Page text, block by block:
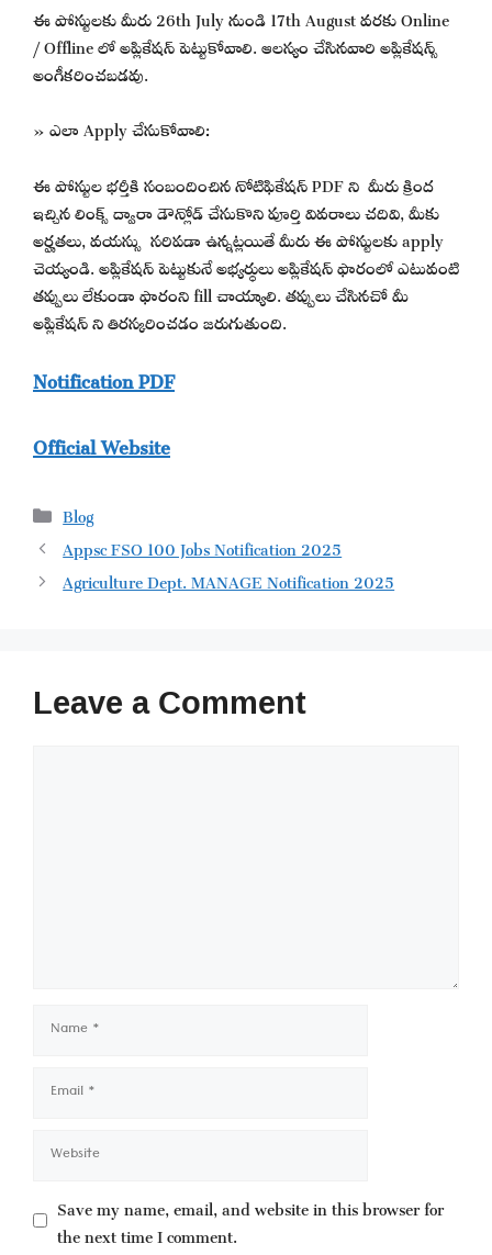
ఈ పోస్టులకు మీరు 26th July నుండి 17th August వరకు Online
/ Offline లో అప్లికేషన్ పెట్టుకోవాలి. ఆలస్యం చేసినవారి అప్లికేషన్స్
అంగీకరించబడవు.
» ఎలా Apply చేసుకోవాలి:
ఈ పోస్టుల భర్తీకి సంబందించిన నోటిఫికేషన్ PDF ని మీరు క్రింద
ఇచ్చిన లింక్స్ ద్వారా డౌన్లోడ్ చేసుకొని పూర్తి వివరాలు చదివి, మీకు
అర్హతలు, వయస్సు సరిపడా ఉన్నట్లయితే మీరు ఈ పోస్టులకు apply
చెయ్యండి. అప్లికేషన్ పెట్టుకునే అభ్యర్థులు అప్లికేషన్ ఫారంలో ఎటువంటి
తప్పులు లేకుండా ఫారంని fill చాయ్యాలి. తప్పులు చేసినచో మీ
అప్లికేషన్ ని తిరస్కరించడం జరుగుతుంది.
Notification PDF
Official Website
Categories
Blog
Appsc FSO 100 Jobs Notification 2025
Agriculture Dept. MANAGE Notification 2025
Leave a Comment
Name
Email
Website
Save my name, email, and website in this browser for
the next time I comment.